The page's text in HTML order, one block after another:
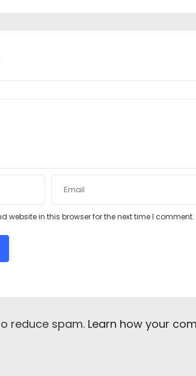
website in this browser for the next time I comment.
reduce spam. Learn how your